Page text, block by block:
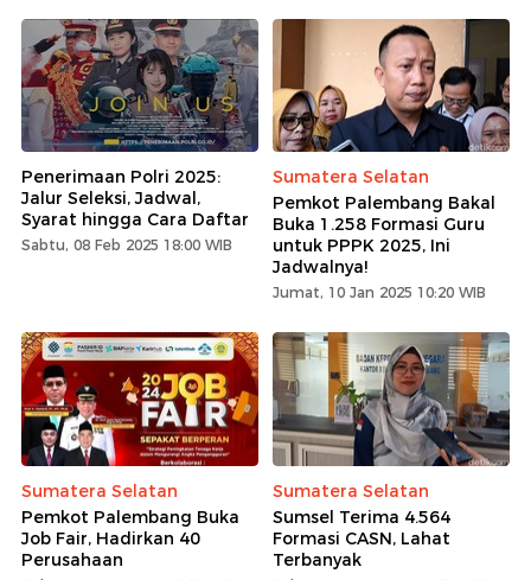
Penerimaan Polri 2025:
Jalur Seleksi, Jadwal,
Syarat hingga Cara Daftar
Sabtu, 08 Feb 2025 18:00 WIB
Sumatera Selatan
Pemkot Palembang Bakal
Buka 1.258 Formasi Guru
untuk PPPK 2025, Ini
Jadwalnya!
Jumat, 10 Jan 2025 10:20 WIB
Sumatera Selatan
Pemkot Palembang Buka
Job Fair, Hadirkan 40
Perusahaan
Sumatera Selatan
Sumsel Terima 4.564
Formasi CASN, Lahat
Terbanyak